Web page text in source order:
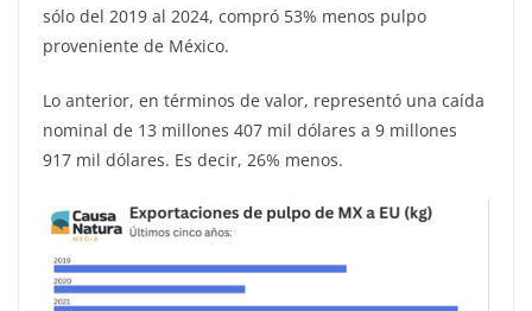
sólo del 2019 al 2024, compró 53% menos pulpo
proveniente de México.
Lo anterior, en términos de valor, representó una caída
nominal de 13 millones 407 mil dólares a 9 millones
917 mil dólares. Es decir, 26% menos.